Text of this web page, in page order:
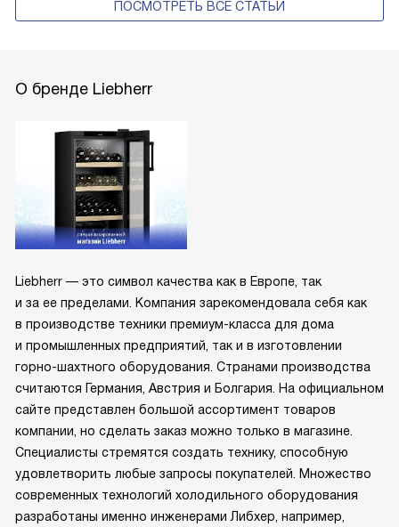
ПОСМОТРЕТЬ ВСЕ СТАТЬИ
О бренде Liebherr
Liebherr — это символ качества как в Европе, так
и за ее пределами. Компания зарекомендовала себя как
в производстве техники премиум-класса для дома
и промышленных предприятий, так и в изготовлении
горно-шахтного оборудования. Странами производства
считаются Германия, Австрия и Болгария. На официальном
сайте представлен большой ассортимент товаров
компании, но сделать заказ можно только в магазине.
Специалисты стремятся создать технику, способную
удовлетворить любые запросы покупателей. Множество
современных технологий холодильного оборудования
разработаны именно инженерами Либхер, например,